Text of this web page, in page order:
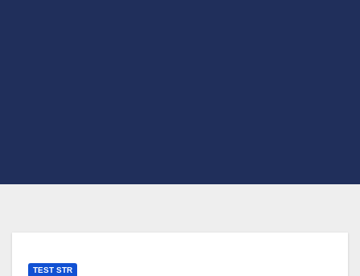
TEST STR